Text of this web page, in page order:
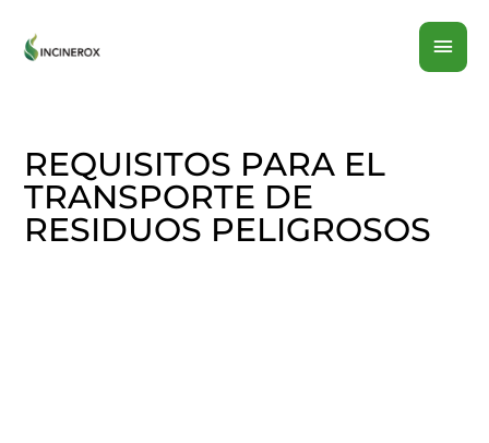
REQUISITOS PARA EL
TRANSPORTE DE
RESIDUOS PELIGROSOS